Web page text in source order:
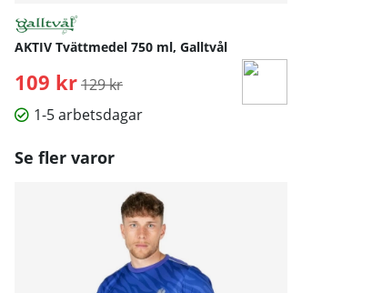
AKTIV Tvättmedel 750 ml, Galltvål
109 kr Ordinarie pris:
129 kr
1-5 arbetsdagar
Se fler varor